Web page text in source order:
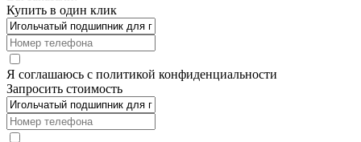
Купить в один клик
Я соглашаюсь с политикой конфиденциальности
Запросить стоимость